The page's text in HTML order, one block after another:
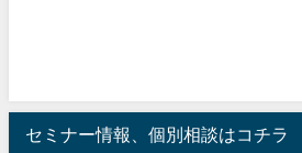
セミナー情報、個別相談はコチラ